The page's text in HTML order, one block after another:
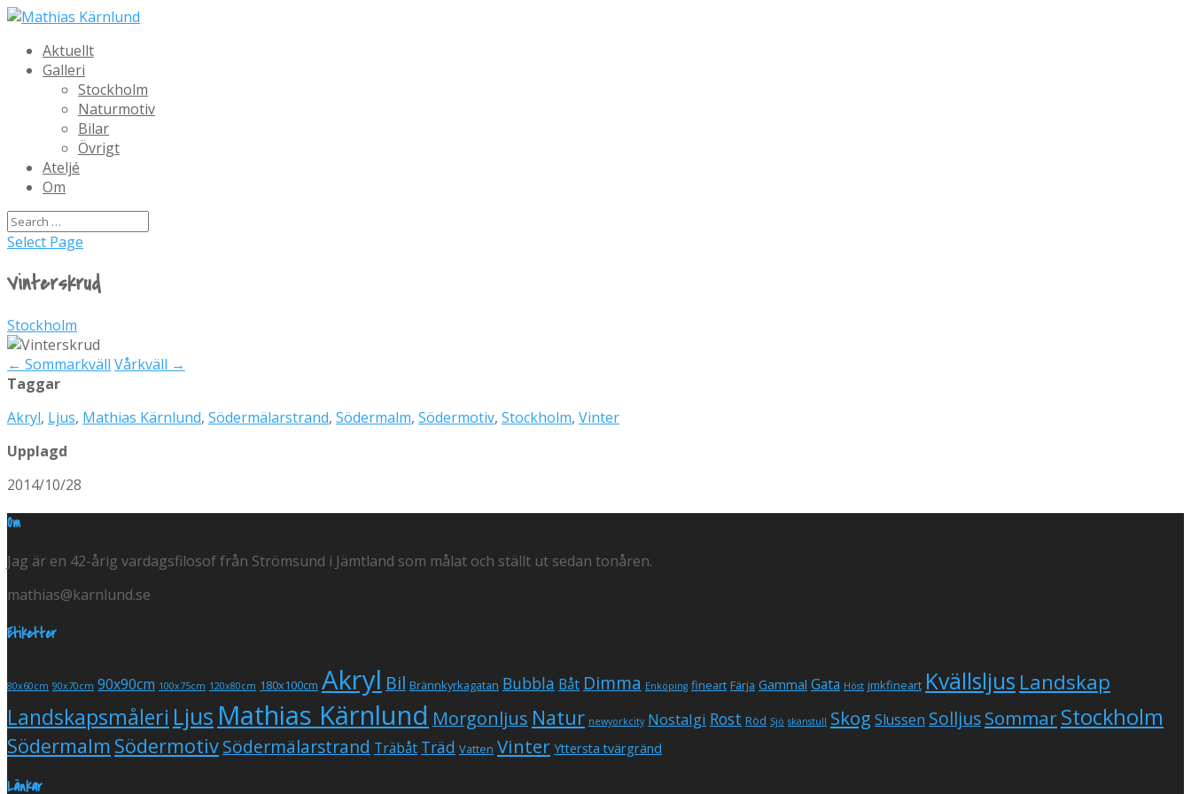
Aktuellt
Galleri
Stockholm
Naturmotiv
Bilar
Övrigt
Ateljé
Om
Select Page
Vinterskrud
Stockholm
← Sommarkväll Vårkväll →
Taggar
Akryl, Ljus, Mathias Kärnlund, Södermälarstrand, Södermalm, Södermotiv, Stockholm, Vinter
Upplagd
2014/10/28
Om
Jag är en 42-årig vardagsfilosof från Strömsund i Jämtland som målat och ställt ut sedan tonåren.
mathias@karnlund.se
Etiketter
80x60cm 90x70cm 90x90cm 100x75cm 120x80cm 180x100cm Akryl Bil Brännkyrkagatan Bubbla Båt Dimma Enköping fineart Färja Gammal Gata Höst jmkfineart Kvällsljus Landskap
Landskapsmåleri Ljus Mathias Kärnlund Morgonljus Natur newyorkcity Nostalgi Rost Röd Sjö skanstull Skog Slussen SolljusSommarStockholm
Södermalm SödermotivSödermälarstrand Träbåt Träd Vatten Vinter Yttersta tvärgränd
Länkar